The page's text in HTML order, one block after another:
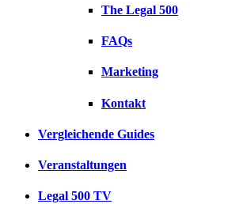
The Legal 500
FAQs
Marketing
Kontakt
Vergleichende Guides
Veranstaltungen
Legal 500 TV